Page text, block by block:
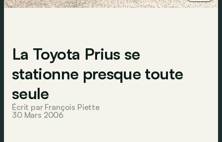
La Toyota Prius se
stationne presque toute
seule
Écrit par François Piette
30 Mars 2006